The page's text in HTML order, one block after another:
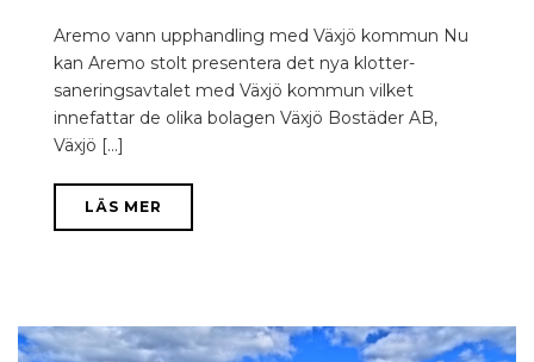
Aremo vann upphandling med Växjö kommun Nu
kan Aremo stolt presentera det nya klotter-
saneringsavtalet med Växjö kommun vilket
innefattar de olika bolagen Växjö Bostäder AB,
Växjö [...]
LÄS MER